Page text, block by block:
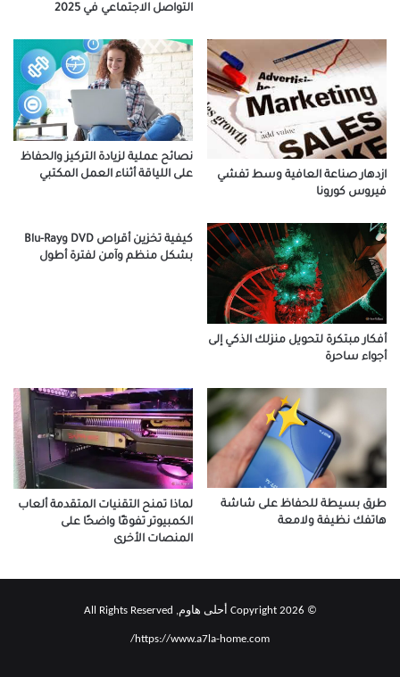
التواصل الاجتماعي في 2025
ازدهار صناعة العافية وسط تفشي
فيروس كورونا
نصائح عملية لزيادة التركيز والحفاظ
على اللياقة أثناء العمل المكتبي
أفكار مبتكرة لتحويل منزلك الذكي إلى
أجواء ساحرة
كيفية تخزين أقراص DVD وBlu-Ray
بشكل منظم وآمن لفترة أطول
طرق بسيطة للحفاظ على شاشة
هاتفك نظيفة ولامعة
لماذا تمنح التقنيات المتقدمة ألعاب
الكمبيوتر تفوقًا واضحًا على
المنصات الأخرى
© Copyright 2026 أحلى هاوم, All Rights Reserved
https://www.a7la-home.com/